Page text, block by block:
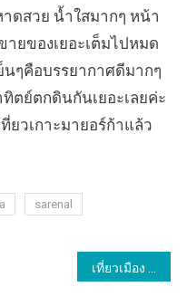
ดสวย น้ำใสมากๆ หน้า
ยของเยอะเต็มไปหมด
ๆคือบรรยากาศดีมากๆ
ตย์ตกดินกันเยอะเลยค่ะ
ยวเกาะมายอร์ก้าแล้ว
sarenal
เที่ยวเมือง Palma de Mallorca เมืองท่องเที่ยวยอดนิยมของคนเยอรมัน!